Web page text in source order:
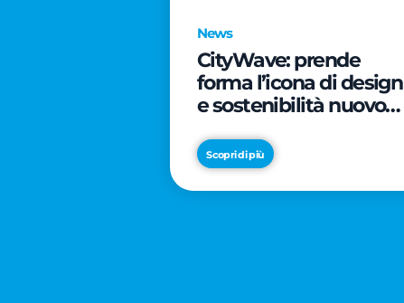
News
CityWave: prende
forma l’icona di design
e sostenibilità nuovo
Scopri di più